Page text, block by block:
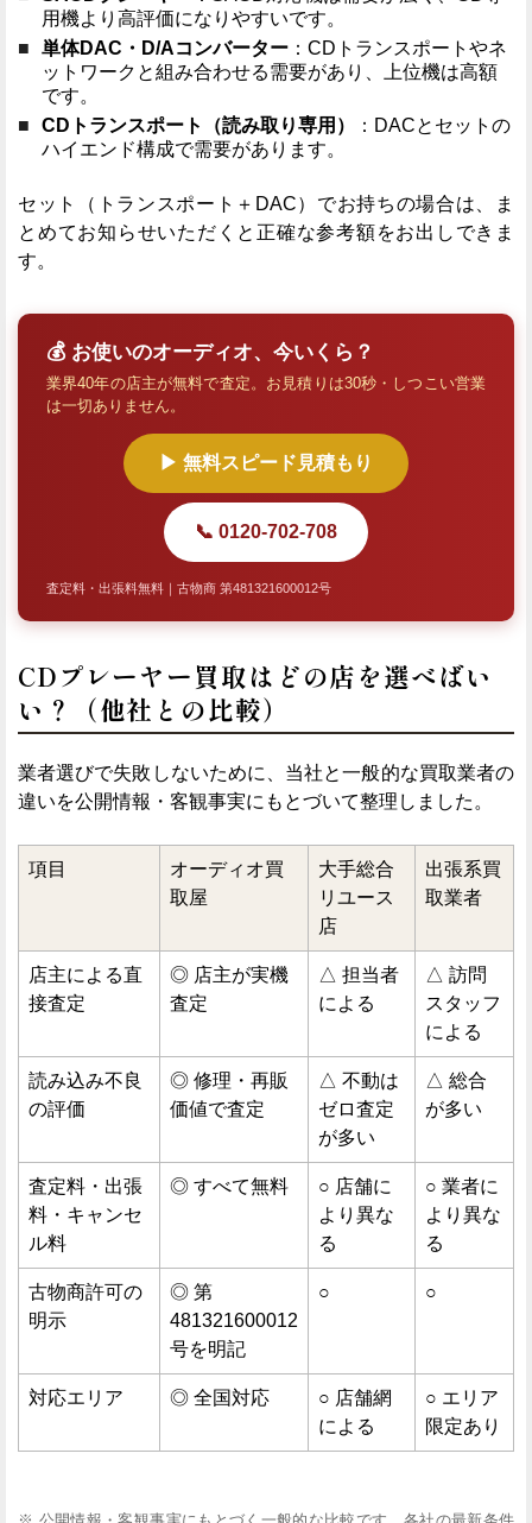
用機より高評価になりやすいです。
単体DAC・D/Aコンバーター ：CDトランスポートやネ
ットワークと組み合わせる需要があり、上位機は高額
です。
CDトランスポート（読み取り専用）
：DACとセットの
ハイエンド構成で需要があります。
セット（トランスポート＋DAC）でお持ちの場合は、ま
とめてお知らせいただくと正確な参考額をお出しできま
す。
💰 お使いのオーディオ、今いくら？
業界40年の店主が無料で査定。お見積りは30秒・しつこい営業
は一切ありません。
▶ 無料スピード見積もり
📞 0120-702-708
査定料・出張料無料｜古物商 第481321600012号
CDプレーヤー買取はどの店を選べばい
い？（他社との比較）
業者選びで失敗しないために、当社と一般的な買取業者の
違いを公開情報・客観事実にもとづいて整理しました。
項目
オーディオ買
取屋
大手総合
リユース
店
出張系買
取業者
店主による直
接査定
◎ 店主が実機
査定
△ 担当者
による
△ 訪問
スタッフ
による
読み込み不良
の評価
◎ 修理・再販
価値で査定
△ 不動は
ゼロ査定
が多い
△ 総合
が多い
査定料・出張
料・キャンセ
ル料
◎ すべて無料
○ 店舗に
より異な
る
○ 業者に
より異な
る
古物商許可の
明示
◎ 第
481321600012
号を明記
○ ○
対応エリア ◎ 全国対応
○ 店舗網
による
○ エリア
限定あり